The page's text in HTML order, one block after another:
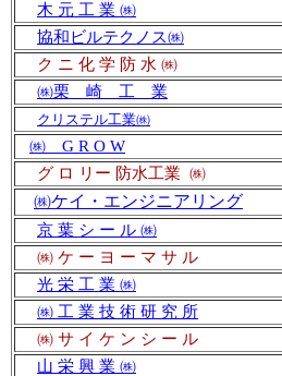
木 元 工 業 ㈱
協和ビルテクノス㈱
ク ニ 化 学 防 水 ㈱
㈱栗 崎 工 業
クリステル工業㈱
㈱ G R O W
グ ロ リー 防水工業 ㈱
㈱ケイ・エンジニアリング
京 葉 シ ー ル ㈱
㈱ ケ ー ヨ ー マ サ ル
光 栄 工 業 ㈱
㈱ 工 業 技 術 研 究 所
㈱ サ イ ケ ン シ ー ル
山 栄 興 業 ㈱